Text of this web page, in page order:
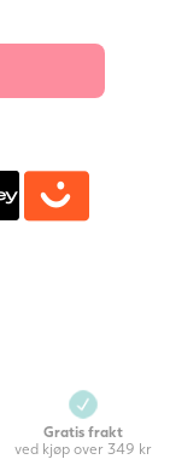
Gratis frakt
ved kjøp over 349 kr